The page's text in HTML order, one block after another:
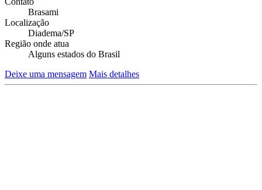
Brasami
Localização
Diadema/SP
Região onde atua
Alguns estados do Brasil
Deixe uma mensagem Mais detalhes